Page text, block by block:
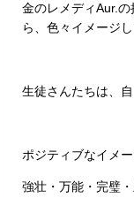
金のレメディAur.
ら、色々イメージ
生徒さんたちは、
ポジティブなイメ
強壮・万能・完璧・